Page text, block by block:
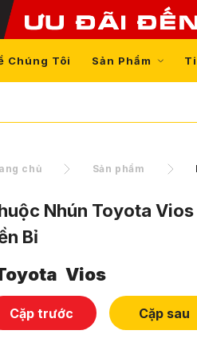
Chúng Tôi Sản Phẩm
chủ Sản phẩm
Nhún Toyota
Bỉ
Vios
Cặp trước Cặp sau